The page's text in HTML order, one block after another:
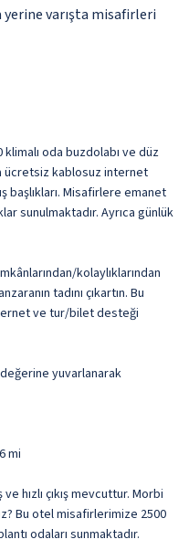
yerine varışta misafirleri
oda buzdolabı ve düz
ücretsiz kablosuz internet
başlıkları. Misafirlere emanet
sunulmaktadır. Ayrıca günlük
kolaylıklarından
tadını çıkartın. Bu
ve tur/bilet desteği
yuvarlanarak
mi
hızlı çıkış mevcuttur. Morbi
Bu otel misafirlerimize 2500
odaları sunmaktadır.